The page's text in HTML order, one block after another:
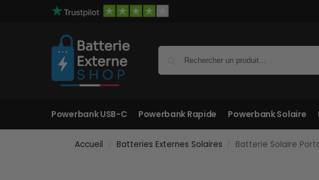
Powerbank USB-C Powerbank Rapide Powerbank Solaire
Accueil Batteries Externes Solaires Batterie Solaire